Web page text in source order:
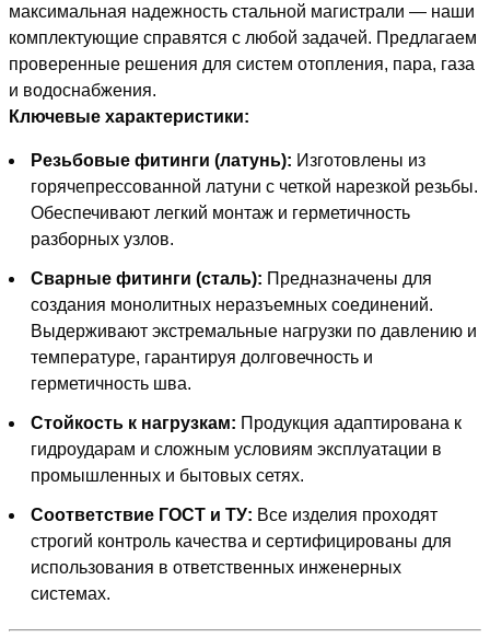
максимальная надежность стальной магистрали — наши
комплектующие справятся с любой задачей. Предлагаем
проверенные решения для систем отопления, пара, газа
и водоснабжения.
Ключевые характеристики:
Резьбовые фитинги (латунь): Изготовлены из
горячепрессованной латуни с четкой нарезкой резьбы.
Обеспечивают легкий монтаж и герметичность
разборных узлов.
Сварные фитинги (сталь): Предназначены для
создания монолитных неразъемных соединений.
Выдерживают экстремальные нагрузки по давлению и
температуре, гарантируя долговечность и
герметичность шва.
Стойкость к нагрузкам: Продукция адаптирована к
гидроударам и сложным условиям эксплуатации в
промышленных и бытовых сетях.
Соответствие ГОСТ и ТУ: Все изделия проходят
строгий контроль качества и сертифицированы для
использования в ответственных инженерных
системах.